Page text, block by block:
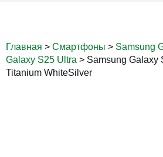
Главная > Смартфоны > Samsung
Galaxy S25 Ultra > Samsung Galaxy
Titanium WhiteSilver